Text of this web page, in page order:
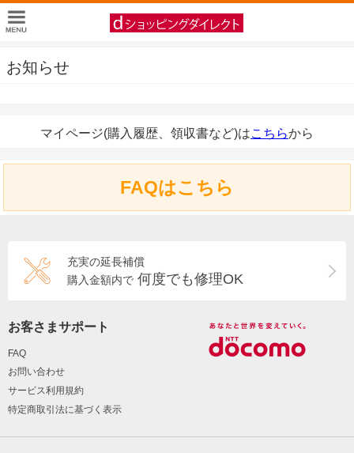
お知らせ
マイページ(購入履歴、領収書など)はこちらから
FAQはこちら
充実の延長補償
購入金額内で 何度でも修理OK
お客さまサポート
FAQ
お問い合わせ
サービス利用規約
特定商取引法に基づく表示